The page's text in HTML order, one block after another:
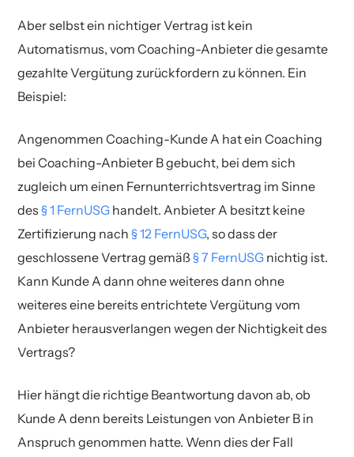
Aber selbst ein nichtiger Vertrag ist kein
Automatismus, vom Coaching-Anbieter die gesamte
gezahlte Vergütung zurückfordern zu können. Ein
Beispiel:
Angenommen Coaching-Kunde A hat ein Coaching
bei Coaching-Anbieter B gebucht, bei dem sich
zugleich um einen Fernunterrichtsvertrag im Sinne
des§ 1 FernUSG handelt. Anbieter A besitzt keine
Zertifizierung nach§ 12 FernUSG, so dass der
geschlossene Vertrag gemäß§ 7 FernUSG nichtig ist.
Kann Kunde A dann ohne weiteres dann ohne
weiteres eine bereits entrichtete Vergütung vom
Anbieter herausverlangen wegen der Nichtigkeit des
Vertrags?
Hier hängt die richtige Beantwortung davon ab, ob
Kunde A denn bereits Leistungen von Anbieter B in
Anspruch genommen hatte. Wenn dies der Fall